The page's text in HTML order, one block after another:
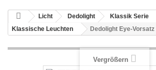
Licht Dedolight
Klassik Serie
Klassische Leuchten
Dedolight Eye-Vorsatz
Vergrößern